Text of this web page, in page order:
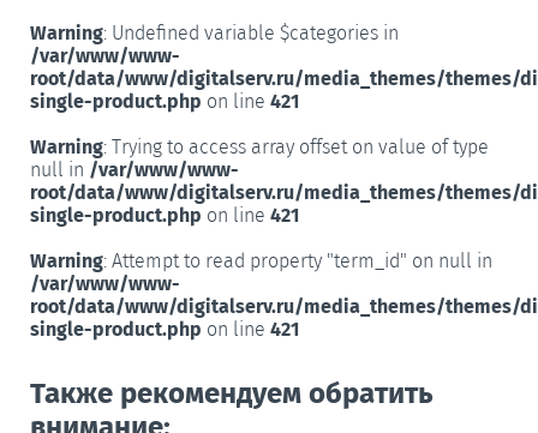
Warning: Undefined variable $categories in
/var/www/www-
root/data/www/digitalserv.ru/media_themes/themes/
single-product.php on line 421
Warning: Trying to access array offset on value of type
null in /var/www/www-
root/data/www/digitalserv.ru/media_themes/themes/
single-product.php on line 421
Warning: Attempt to read property "term_id" on null in
/var/www/www-
root/data/www/digitalserv.ru/media_themes/themes/
single-product.php on line 421
Также рекомендуем обратить